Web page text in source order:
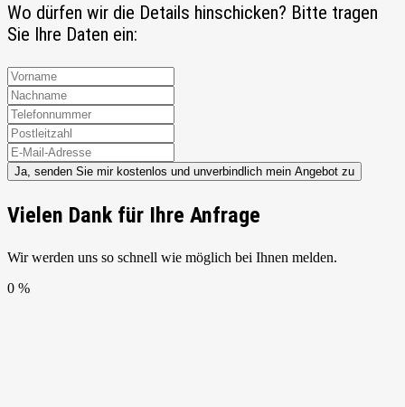
Wo dürfen wir die Details hinschicken? Bitte tragen
Sie Ihre Daten ein:
Ja, senden Sie mir kostenlos und unverbindlich mein Angebot zu
Vielen Dank für Ihre Anfrage
Wir werden uns so schnell wie möglich bei Ihnen melden.
0 %